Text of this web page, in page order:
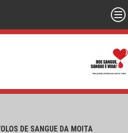
DE SANGUE DA MOITA